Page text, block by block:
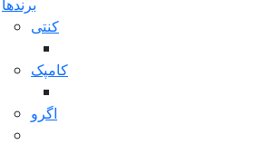
برندها
کنتی
کامپک
اگرو